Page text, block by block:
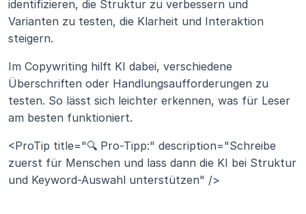
identifizieren, die Struktur zu verbessern und
Varianten zu testen, die Klarheit und Interaktion
steigern.
Im Copywriting hilft KI dabei, verschiedene
Überschriften oder Handlungsaufforderungen zu
testen. So lässt sich leichter erkennen, was für Leser
am besten funktioniert.
<ProTip title="🔍 Pro-Tipp:" description="Schreibe
zuerst für Menschen und lass dann die KI bei Struktur
und Keyword-Auswahl unterstützen" />